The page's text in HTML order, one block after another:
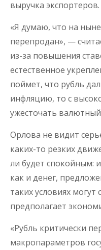
выручка экспортеров.
«Я думаю, что на
перепродан», —
из-за повышения
естественное
поймет, что рубль
инфляцию, то с
ужесточать
Орлова не видит
каких-то резких
ли будет спокойным:
как и денег,
таких условиях могут
предполагает
«Рубль критически
макропараметров